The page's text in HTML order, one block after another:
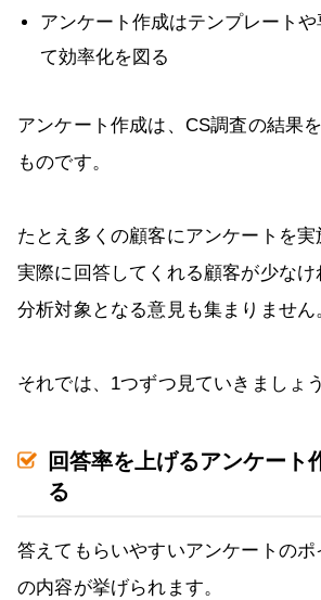
アンケート作成はテンプレート
て効率化を図る
アンケート作成は、CS調査の結果
ものです。
たとえ多くの顧客にアンケートを実
実際に回答してくれる顧客が少な
分析対象となる意見も集まりません
それでは、1つずつ見ていきましょう
回答率を上げるアンケート
る
答えてもらいやすいアンケートの
の内容が挙げられます。